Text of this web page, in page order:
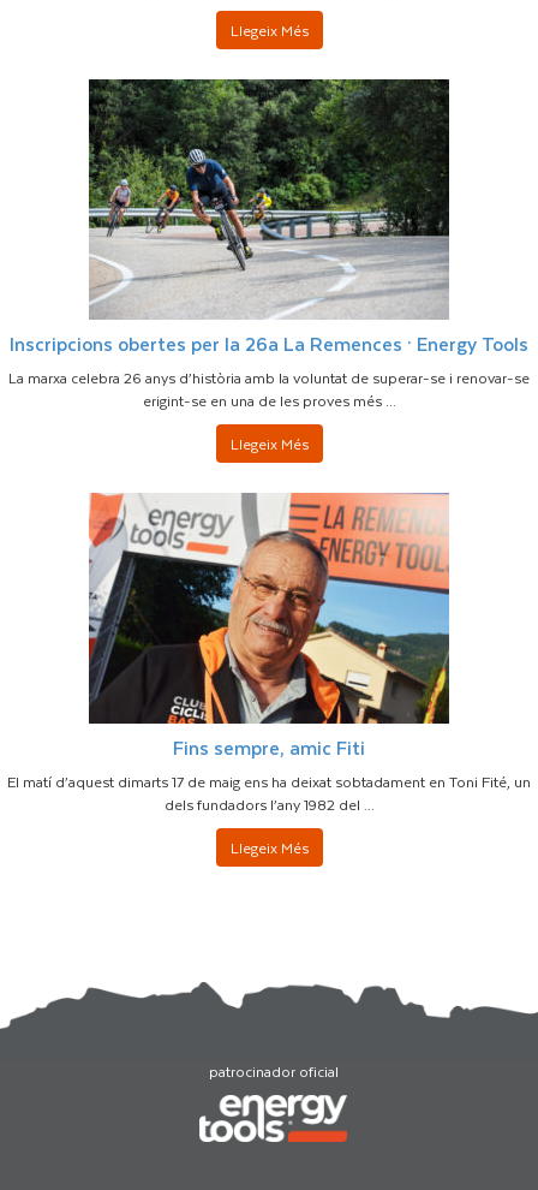
Llegeix Més
Inscripcions obertes per la 26a La Remences · Energy Tools
La marxa celebra 26 anys d’història amb la voluntat de superar-se i renovar-se
erigint-se en una de les proves més ...
Llegeix Més
Fins sempre, amic Fiti
El matí d’aquest dimarts 17 de maig ens ha deixat sobtadament en Toni Fité, un
dels fundadors l’any 1982 del ...
Llegeix Més
patrocinador oficial